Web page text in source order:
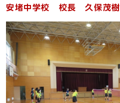
安堵中学校 校長 久保茂樹